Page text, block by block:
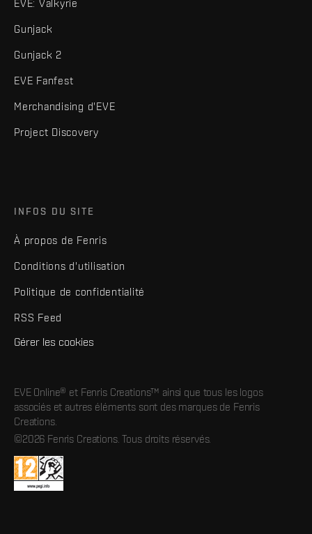
EVE: Valkyrie
Gunjack
Gunjack 2
EVE Fanfest
Merchandising d'EVE
Project Discovery
INFOS DU SITE
À propos de Fenris
Conditions d'utilisation
Politique de confidentialité
RSS Feed
Gérer les cookies
EVE Online® et Fenris Creations™ ainsi que tous les logos
associés et autres éléments sont des marques de Fenris
Creations.
©2026 Fenris Creations. Tous droits réservés.